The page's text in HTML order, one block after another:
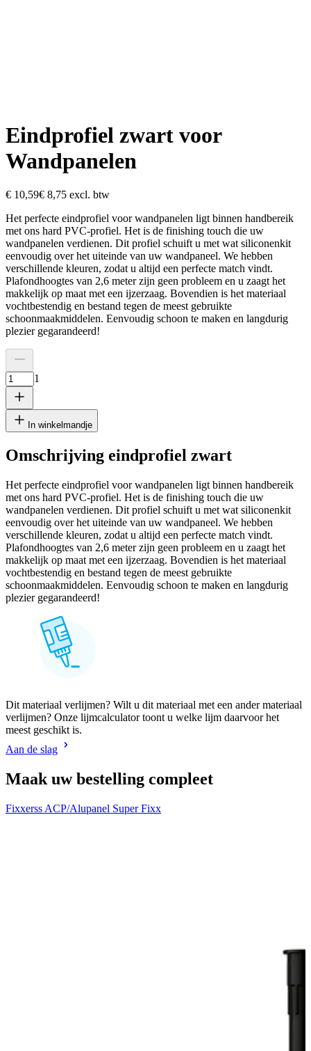
Eindprofiel zwart voor
Wandpanelen
€ 10,59€ 8,75 excl. btw
Het perfecte eindprofiel voor wandpanelen ligt binnen handbereik
met ons hard PVC-profiel. Het is de finishing touch die uw
wandpanelen verdienen. Dit profiel schuift u met wat siliconenkit
eenvoudig over het uiteinde van uw wandpaneel. We hebben
verschillende kleuren, zodat u altijd een perfecte match vindt.
Plafondhoogtes van 2,6 meter zijn geen probleem en u zaagt het
makkelijk op maat met een ijzerzaag. Bovendien is het materiaal
vochtbestendig en bestand tegen de meest gebruikte
schoonmaakmiddelen. Eenvoudig schoon te maken en langdurig
plezier gegarandeerd!
1
In winkelmandje
Omschrijving eindprofiel zwart
Het perfecte eindprofiel voor wandpanelen ligt binnen handbereik
met ons hard PVC-profiel. Het is de finishing touch die uw
wandpanelen verdienen. Dit profiel schuift u met wat siliconenkit
eenvoudig over het uiteinde van uw wandpaneel. We hebben
verschillende kleuren, zodat u altijd een perfecte match vindt.
Plafondhoogtes van 2,6 meter zijn geen probleem en u zaagt het
makkelijk op maat met een ijzerzaag. Bovendien is het materiaal
vochtbestendig en bestand tegen de meest gebruikte
schoonmaakmiddelen. Eenvoudig schoon te maken en langdurig
plezier gegarandeerd!
Dit materiaal verlijmen? Wilt u dit materiaal met een ander materiaal
verlijmen? Onze lijmcalculator toont u welke lijm daarvoor het
meest geschikt is.
Aan de slag
Maak uw bestelling compleet
Fixxerss ACP/Alupanel Super Fixx